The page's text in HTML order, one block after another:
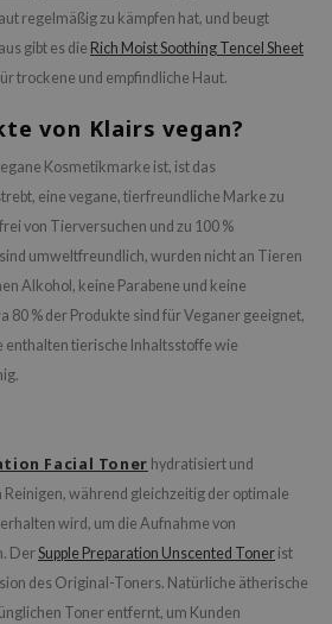
regelmäßig zu kämpfen hat, und beugt
gibt es die Rich Moist Soothing Tencel Sheet
trockene und empfindliche Haut.
von Klairs vegan?
Kosmetikmarke ist, ist das
eine vegane, tierfreundliche Marke zu
von Tierversuchen und zu 100 %
umweltfreundlich, wurden nicht an Tieren
Alkohol, keine Parabene und keine
80 % der Produkte sind für Veganer geeignet,
enthalten tierische Inhaltsstoffe wie
Facial Toner hydratisiert und
Reinigen, während gleichzeitig der optimale
wird, um die Aufnahme von
DerSupple Preparation Unscented Toner ist
des Original-Toners. Natürliche ätherische
Toner entfernt, um Kunden